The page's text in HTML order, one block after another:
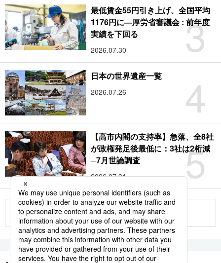
3
最低賃金55円引き上げ、全国平均
1176円に―厚労省審議会 : 前年度
実績を下回る
2026.07.30
4
日本の世界遺産一覧
2026.07.26
5
【高市内閣の支持率】急落、全8社
が政権発足後最低に：3社は2桁減
─7月世論調査
2026.07.31
もっと見る